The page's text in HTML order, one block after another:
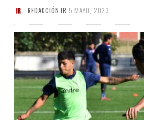
REDACCIÓN IR 5 MAYO, 2023